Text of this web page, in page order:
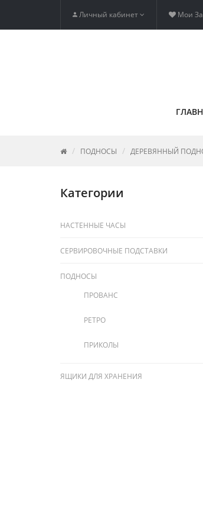
Личный кабинет Мои
ПОДНОСЫ ДЕРЕВЯННЫЙ
Категории
НАСТЕННЫЕ ЧАСЫ
СЕРВИРОВОЧНЫЕ ПОДСТАВКИ
ПОДНОСЫ
ПРОВАНС
РЕТРО
ПРИКОЛЫ
ЯЩИКИ ДЛЯ ХРАНЕНИЯ